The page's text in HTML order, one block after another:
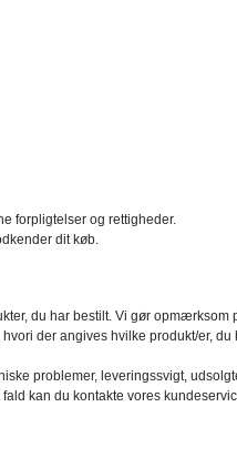
forpligtelser og rettigheder.
dit køb.
du har bestilt. Vi gør
der angives hvilke produkt/er,
problemer, leveringssvigt,
kan du kontakte vores